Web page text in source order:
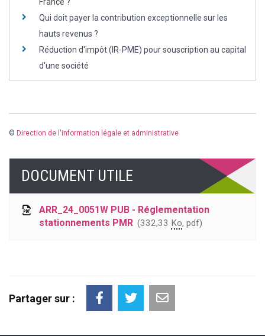
Qui doit payer la contribution exceptionnelle sur les
hauts revenus ?
Réduction d'impôt (IR-PME) pour souscription au capital
d'une société
© Direction de l'information légale et administrative
DOCUMENT UTILE
ARR_24_0051W PUB - Réglementation
stationnements PMR
332,33 Ko, pdf
Partager sur :